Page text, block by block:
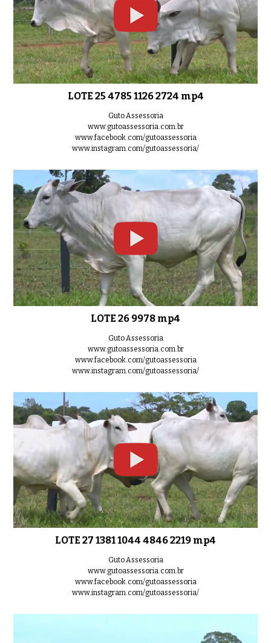
LOTE 25 4785 1126 2724 mp4
Guto Assessoria
www.gutoassessoria.com.br
www.facebook.com/gutoassessoria
www.instagram.com/gutoassessoria/
LOTE 26 9978 mp4
Guto Assessoria
www.gutoassessoria.com.br
www.facebook.com/gutoassessoria
www.instagram.com/gutoassessoria/
LOTE 27 1381 1044 4846 2219 mp4
Guto Assessoria
www.gutoassessoria.com.br
www.facebook.com/gutoassessoria
www.instagram.com/gutoassessoria/